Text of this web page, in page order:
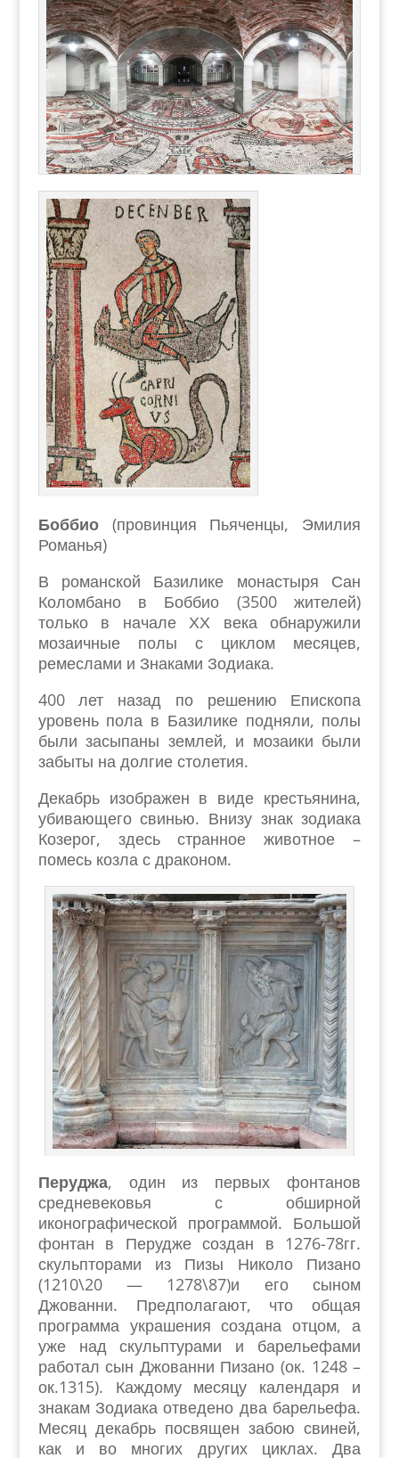
Боббио(провинция Пьяченцы, Эмилия
Романья)
В романской Базилике монастыря Сан
Коломбано в Боббио (3500 жителей)
только в начале ХХ века обнаружили
мозаичные полы с циклом месяцев,
ремеслами и Знаками Зодиака.
400 лет назад по решению Епископа
уровень пола в Базилике подняли, полы
были засыпаны землей, и мозаики были
забыты на долгие столетия.
Декабрь изображен в виде крестьянина,
убивающего свинью. Внизу знак зодиака
Козерог, здесь странное животное –
помесь козла с драконом.
Перуджа, один из первых фонтанов
средневековья с обширной
иконографической программой. Большой
фонтан в Перудже создан в 1276-78гг.
скульпторами из Пизы Николо Пизано
(1210\20 — 1278\87)и его сыном
Джованни. Предполагают, что общая
программа украшения создана отцом, а
уже над скульптурами и барельефами
работал сын Джованни Пизано (ок. 1248 –
ок.1315). Каждому месяцу календаря и
знакам Зодиака отведено два барельефа.
Месяц декабрь посвящен забою свиней,
как и во многих других циклах. Два